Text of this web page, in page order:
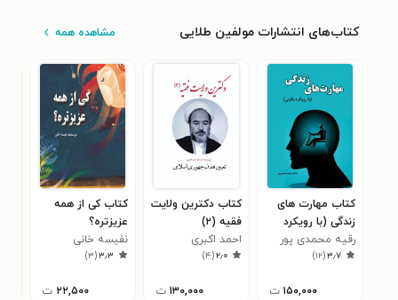
کتاب‌های انتشارات مولفین طلایی مشاهده همه
کتاب مهارت های
زندگی (با رویکرد
بالینی)
رقیه محمدی پور
۳٫۷(۱۲)
۱۵۰,۰۰۰ ت
کتاب دکترین ولایت
فقیه (۲)
احمد اکبری
۲٫۰(۴)
۱۳۰,۰۰۰ ت
کتاب کی از همه
عزیزتره؟
نفیسه خانی
۳٫۳(۳)
۲۲,۵۰۰ ت